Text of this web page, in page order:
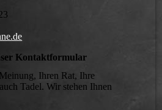
Kontaktformular
Ihren Rat, Ihre
Tadel. Wir stehen Ihnen